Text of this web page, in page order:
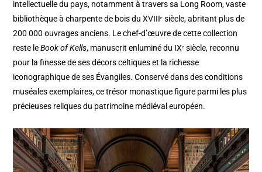
intellectuelle du pays, notamment à travers sa Long Room, vaste
bibliothèque à charpente de bois du XVIIIᵉ siècle, abritant plus de
200 000 ouvrages anciens. Le chef-d’œuvre de cette collection
reste leBook of Kells, manuscrit enluminé du IXᵉ siècle, reconnu
pour la finesse de ses décors celtiques et la richesse
iconographique de ses Évangiles. Conservé dans des conditions
muséales exemplaires, ce trésor monastique figure parmi les plus
précieuses reliques du patrimoine médiéval européen.